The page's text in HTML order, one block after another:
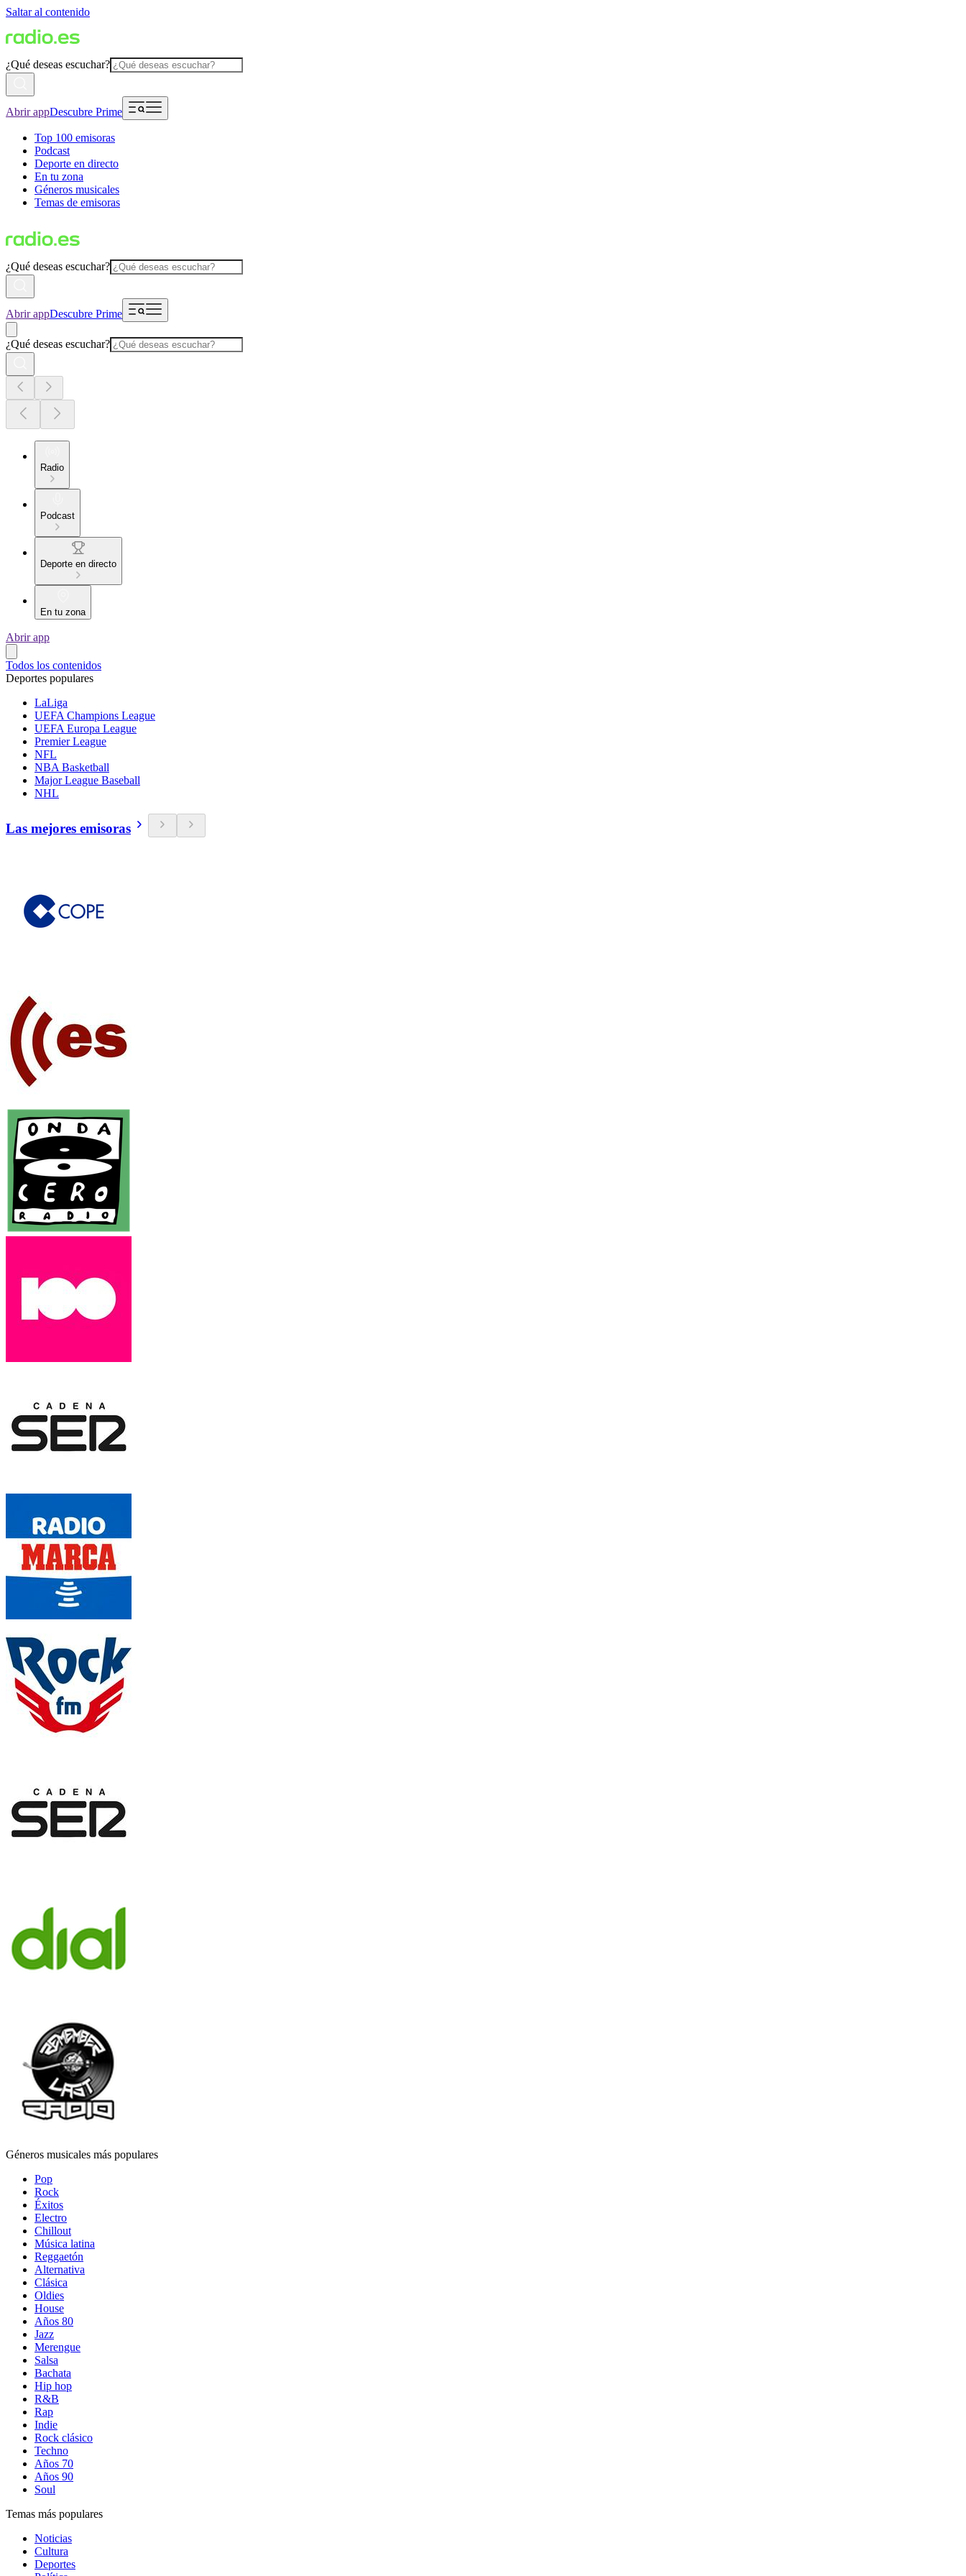
Saltar al contenido
¿Qué deseas escuchar?
Abrir appDescubre Prime
Top 100 emisoras
Podcast
Deporte en directo
En tu zona
Géneros musicales
Temas de emisoras
¿Qué deseas escuchar?
Abrir appDescubre Prime
¿Qué deseas escuchar?
Radio
Podcast
Deporte en directo
En tu zona
Abrir app
Todos los contenidos
Deportes populares
LaLiga
UEFA Champions League
UEFA Europa League
Premier League
NFL
NBA Basketball
Major League Baseball
NHL
Las mejores emisoras
Géneros musicales más populares
Pop
Rock
Éxitos
Electro
Chillout
Música latina
Reggaetón
Alternativa
Clásica
Oldies
House
Años 80
Jazz
Merengue
Salsa
Bachata
Hip hop
R&B
Rap
Indie
Rock clásico
Techno
Años 70
Años 90
Soul
Temas más populares
Noticias
Cultura
Deportes